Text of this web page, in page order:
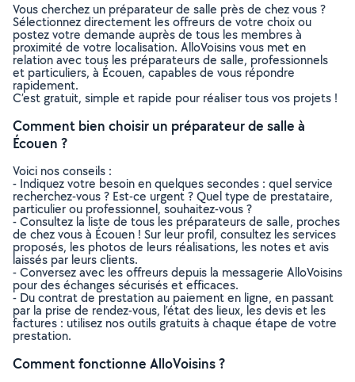
Vous cherchez un préparateur de salle près de chez vous ?
Sélectionnez directement les offreurs de votre choix ou
postez votre demande auprès de tous les membres à
proximité de votre localisation. AlloVoisins vous met en
relation avec tous les préparateurs de salle, professionnels
et particuliers, à Écouen, capables de vous répondre
rapidement.
C’est gratuit, simple et rapide pour réaliser tous vos projets !
Comment bien choisir un préparateur de salle à
Écouen ?
Voici nos conseils :
- Indiquez votre besoin en quelques secondes : quel service
recherchez-vous ? Est-ce urgent ? Quel type de prestataire,
particulier ou professionnel, souhaitez-vous ?
- Consultez la liste de tous les préparateurs de salle, proches
de chez vous à Écouen ! Sur leur profil, consultez les services
proposés, les photos de leurs réalisations, les notes et avis
laissés par leurs clients.
- Conversez avec les offreurs depuis la messagerie AlloVoisins
pour des échanges sécurisés et efficaces.
- Du contrat de prestation au paiement en ligne, en passant
par la prise de rendez-vous, l’état des lieux, les devis et les
factures : utilisez nos outils gratuits à chaque étape de votre
prestation.
Comment fonctionne AlloVoisins ?